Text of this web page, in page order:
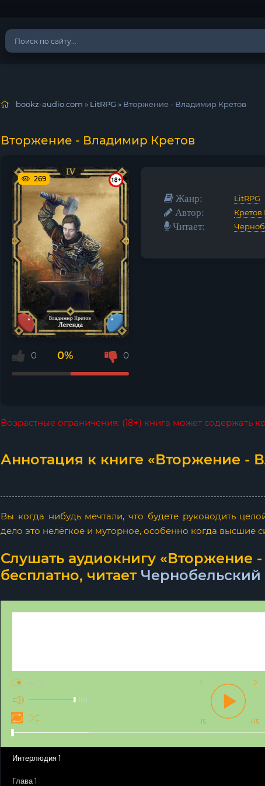
bookz-audio.com » LitRPG » Вторжение - Владимир Кретов
Вторжение - Владимир Кретов
269
0 0% 0
Жанр: LitRPG
Автор:
Читает:
Возрастные ограничения: (18+) книга может содержать
Аннотация к книге «Вторжение -
Вы когда нибудь мечтали, что будете руководить
дело это нелёгкое и муторное, особенно когда высшие
Слушать аудиокнигу «Вторжение
бесплатно, читает
100
-15 +15
AUTO
Интерлюдия 1
Глава 1